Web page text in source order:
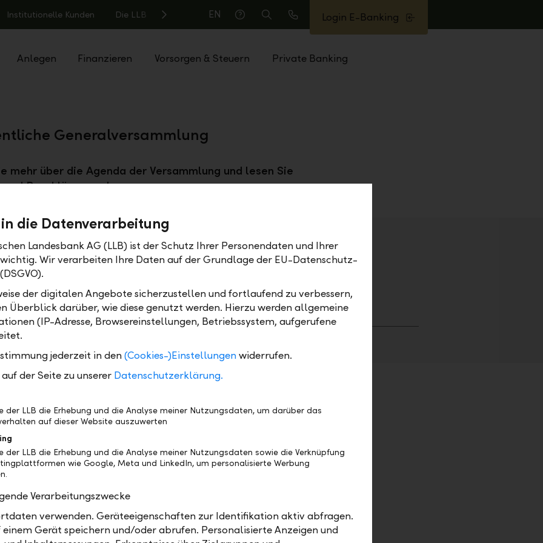
Institutionelle Kunden Die LLB
EN
Hilfe
Suche
Anrufen
Login E-Banking
Anlegen Finanzieren Vorsorgen & Steuern Private Banking
Generalversammlung
mehr über die Agenda der Versammlung und lesen Sie
und Beschlüsse nach.
Fr, 23.04.2027
Teilen Drucken
die Datenverarbeitung
Landesbank AG (LLB) ist der Schutz Ihrer Personendaten und Ihrer
Wir verarbeiten Ihre Daten auf der Grundlage der EU-Datenschutz-
der digitalen Angebote sicherzustellen und fortlaufend zu verbessern,
Überblick darüber, wie diese genutzt werden. Hierzu werden allgemeine
(IP-Adresse, Browsereinstellungen, Betriebssystem, aufgerufene
jederzeit in den(Cookies-)Einstellungenwiderrufen.
der Seite zu unserer Datenschutzerklärung.
der LLB die Erhebung und die Analyse meiner Nutzungsdaten, um darüber das
auf dieser Website auszuwerten
der LLB die Erhebung und die Analyse meiner Nutzungsdaten sowie die Verknüpfung
wie Google, Meta und LinkedIn, um personalisierte Werbung
Verarbeitungszwecke
verwenden. Geräteeigenschaften zur Identifikation aktiv abfragen.
Gerät speichern und/oder abrufen. Personalisierte Anzeigen und